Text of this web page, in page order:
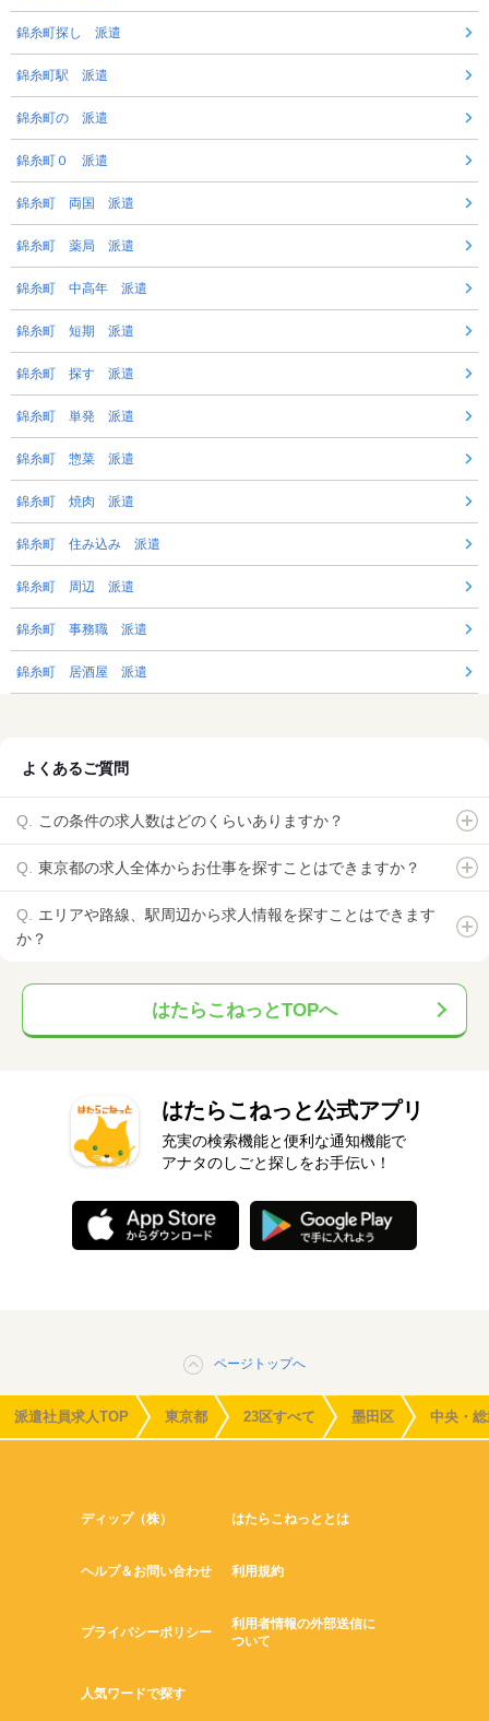
錦糸町探し 派遣
錦糸町駅 派遣
錦糸町の 派遣
錦糸町０ 派遣
錦糸町 両国 派遣
錦糸町 薬局 派遣
錦糸町 中高年 派遣
錦糸町 短期 派遣
錦糸町 探す 派遣
錦糸町 単発 派遣
錦糸町 惣菜 派遣
錦糸町 焼肉 派遣
錦糸町 住み込み 派遣
錦糸町 周辺 派遣
錦糸町 事務職 派遣
錦糸町 居酒屋 派遣
よくあるご質問
この条件の求人数はどのくらいありますか？
東京都の求人全体からお仕事を探すことはできますか？
エリアや路線、駅周辺から求人情報を探すことはできます
か？
はたらこねっとTOPへ
はたらこねっと公式アプリ
充実の検索機能と便利な通知機能で
アナタのしごと探しをお手伝い！
ページトップへ
派遣社員求人TOP 東京都 23区すべて 墨田区 中央・
ディップ（株） はたらこねっととは
ヘルプ＆お問い合わせ 利用規約
プライバシーポリシー
利用者情報の外部送信に
ついて
人気ワードで探す